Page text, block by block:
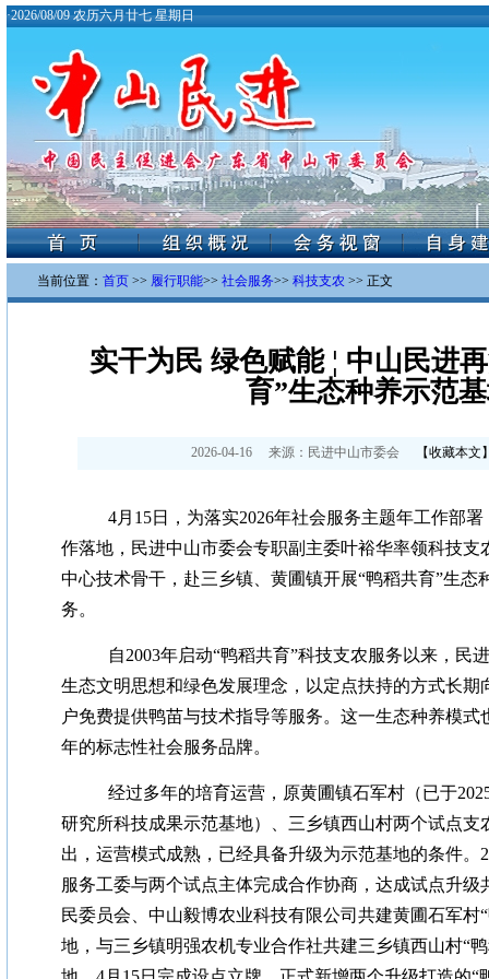
·2026/08/09 农历六月廿七 星期日
当前位置： 首页 >> 履行职能>> 社会服务>> 科技支农 >> 正文
实干为民 绿色赋能 ¦ 中山民进
育”生态种养示范
2026-04-16 来源： 民进中山市委会 【收藏本文
4月15日，为落实2026年社会服务主题年工作部
作落地，民进中山市委会专职副主委叶裕华率领科技支
中心技术骨干，赴三乡镇、黄圃镇开展“鸭稻共育”生态
务。
自2003年启动“鸭稻共育”科技支农服务以来，民
生态文明思想和绿色发展理念，以定点扶持的方式长期
户免费提供鸭苗与技术指导等服务。这一生态种养模式
年的标志性社会服务品牌。
经过多年的培育运营，原黄圃镇石军村（已于
研究所科技成果示范基地）、三乡镇西山村两个试点支
出，运营模式成熟，已经具备升级为示范基地的条件。
服务工委与两个试点主体完成合作协商，达成试点升级
民委员会、中山毅博农业科技有限公司共建黄圃石军村
地，与三乡镇明强农机专业合作社共建三乡镇西山村“